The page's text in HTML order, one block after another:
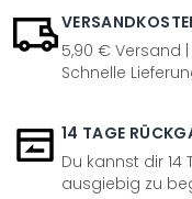
5,90 € Versand |
Schnelle
14 TAGE
Du kannst dir 14
ausgiebig zu